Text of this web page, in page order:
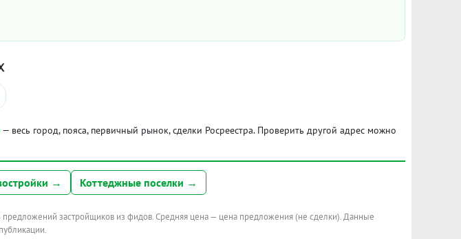
— весь город, пояса, первичный рынок, сделки Росреестра. Проверить другой адрес можно
→ Коттеджные поселки →
предложений застройщиков из фидов. Средняя цена — цена предложения (не сделки). Данные